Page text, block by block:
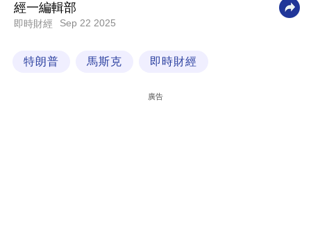
科
經一編輯部
即時財經 Sep 22 2025
特朗普 馬斯克 即時財經
廣告